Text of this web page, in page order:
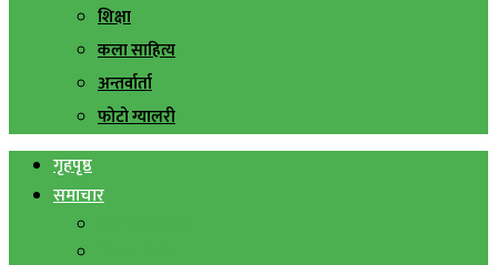
शिक्षा
कला साहित्य
अन्तर्वार्ता
फोटो ग्यालरी
गृहपृष्ठ
समाचार